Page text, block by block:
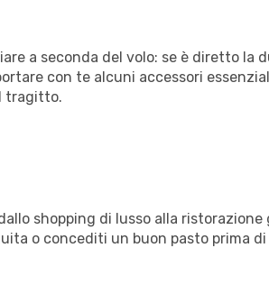
a seconda del volo: se è diretto la
con te alcuni accessori
tragitto.
shopping di lusso alla
o concediti un buon pasto prima